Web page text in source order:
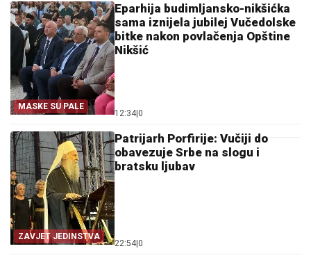
MASKE SU PALE
Eparhija budimljansko-nikšićka
sama iznijela jubilej Vučedolske
bitke nakon povlačenja Opštine
Nikšić
12:34 0
ZAVJET JEDINSTVA
Patrijarh Porfirije: Vučiji do
obavezuje Srbe na slogu i
bratsku ljubav
22:54 0